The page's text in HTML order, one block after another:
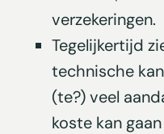
verzekeringen.
Tegelijkertijd
technische
(te?) veel
koste kan